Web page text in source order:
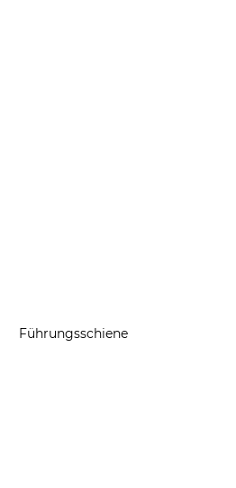
Führungsschiene